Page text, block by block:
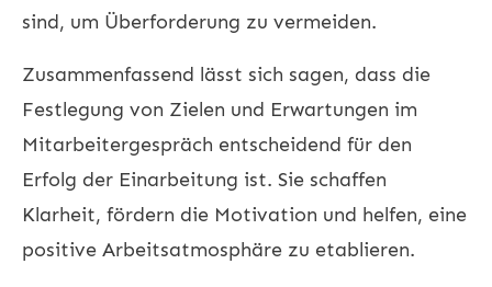
sind, um Überforderung zu vermeiden.
Zusammenfassend lässt sich sagen, dass die
Festlegung von Zielen und Erwartungen im
Mitarbeitergespräch entscheidend für den
Erfolg der Einarbeitung ist. Sie schaffen
Klarheit, fördern die Motivation und helfen, eine
positive Arbeitsatmosphäre zu etablieren.